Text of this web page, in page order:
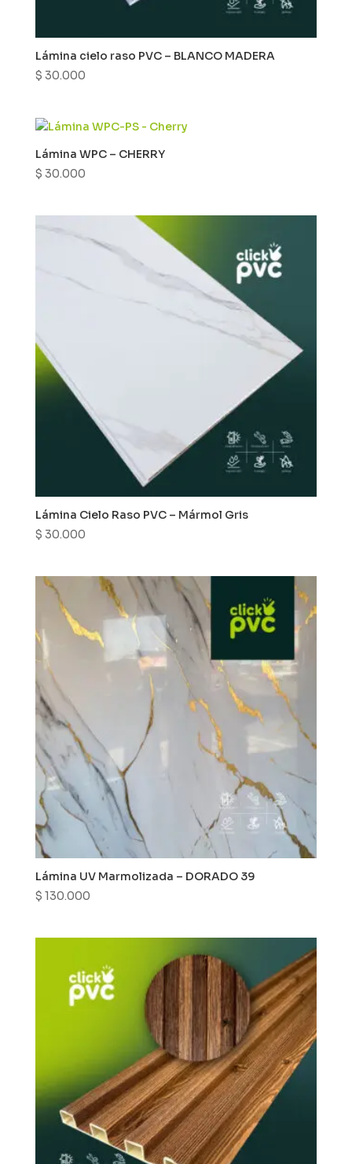
Lámina cielo raso PVC – BLANCO MADERA
$ 30.000
Lámina WPC – CHERRY
$ 30.000
Lámina Cielo Raso PVC – Mármol Gris
$ 30.000
Lámina UV Marmolizada – DORADO 39
$ 130.000